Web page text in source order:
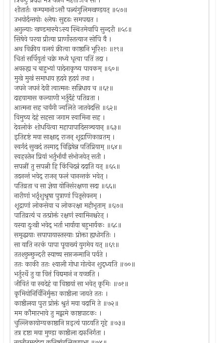
शीतार्तः कम्पमानोऽसौ पत्न्यंगुलिमखण्डयत् ॥५७॥
उभयोर्दन्तयोः श्लेषः सुदृढः समपद्यत ।
अगुल्याः खण्डमास्येऽस्य स्थितमेवापि सुन्दरी ॥५८॥
सिषेवे परया प्रीत्या प्राणाँस्तत्याज सोपि वै ।
अथ विक्रीय वलयं क्रीत्वा काष्ठानि भूरिशः ॥१९॥
चितां सर्पियुतां चक्रे मध्ये धृत्वा पतिं तदा ।
अवरुह्य च बाहुभ्यां पादेनाकृष्य पावकम् ॥६०॥
मुखे मुखं समाधाय हृदये हृदयं तथा ।
जघने जघनं देवी त्वात्मनः सन्निधाय च ॥६१॥
दाहयामास कल्याणी भर्तुर्देहं पतिव्रता ।
आत्मना सह चार्वंगी ज्वलिते जातवेदसि ॥६२॥
विमुच्य देहं सहसा जगाम स्वामिना सह ।
देवलोकं शोधयित्वा महापापादिसञ्चयान् ॥६३॥
इतिदृष्टं मया साक्षाद् राजन् शूद्राणिकाव्रतम् ।
स्वर्गदं सुखदं तस्माद् विद्विषेन्न पतिप्रियाम् ॥६४॥
स्वहस्तेन प्रियां भर्तुर्भार्यां संभोजयेत् सती ।
सपत्नीं तु सपत्नी हि किंचिदन्नं ददाति यत् ॥६५॥
तदनन्तं भवेद् राजन् फलं चानन्तकं भवेत् ।
पतिव्रता च सा ज्ञेया योनिसंरक्षणा सदा ॥६६॥
नारीणां भर्तृशुश्रूषा पुत्राणां पितृसेवनम् ।
शूद्राणां लोकसेवा च लोकरक्षा महीभृताम् ॥६७॥
पातिव्रत्यं च तत्प्रोक्तं रक्षणं स्वामिनश्चरेत् ।
यस्या दुःखी भवेद् भर्ता भार्याया बहुभार्यकः ॥६८॥
समृद्धायाः सपापायास्तस्याः प्रोक्ता ह्यधोगतिः ।
सा याति नरकं पापा पूयाख्यं युगमेव यत् ॥६९॥
ततश्छुन्छुन्दरी स्याच्च सप्तजन्मानि पर्वते ।
ततः काकी ततः श्याली गोधा गोत्वेन शुद्ध्यति ॥७०॥
भर्तुरर्थे तु या वित्तं विद्यमानं न यच्छति ।
जीवितं वा स्वदेहं वा विष्ठायां सा भवेत् कृमिः ॥७१॥
कृमियोनिर्विनिर्मुक्ता काष्ठीला जायते ततः ।
काष्ठीलया पुरा प्रोक्तं श्रुतं मया वदामि ते ॥७२॥
मम कौमारभावे तु मद्ग्रामे काष्ठपाटकः ।
चुल्लिकायोग्यकाष्ठानि प्तइत्यं पाटयति गृहे ॥७३॥
तत्र दृष्टा मया मुण्डा काष्ठीला दारुनिर्गता ।